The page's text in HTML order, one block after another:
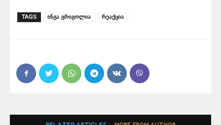
TAGS ინგა გრიგოლია რეაქცია